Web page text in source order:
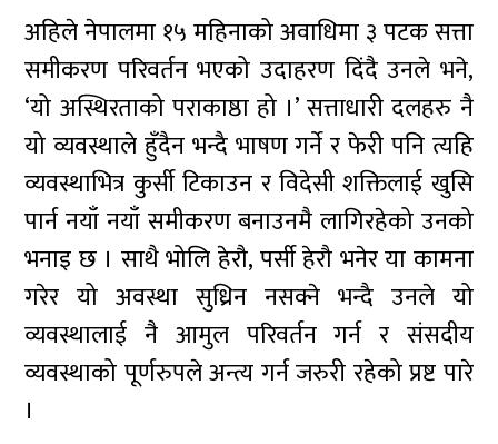
अहिले नेपालमा १५ महिनाको अवाधिमा ३ पटक सत्ता
समीकरण परिवर्तन भएको उदाहरण दिंदै उनले भने,
‘यो अस्थिरताको पराकाष्ठा हो ।’ सत्ताधारी दलहरु नै
यो व्यवस्थाले हुँदैन भन्दै भाषण गर्ने र फेरी पनि त्यहि
व्यवस्थाभित्र कुर्सी टिकाउन र विदेसी शक्तिलाई खुसि
पार्न नयाँ नयाँ समीकरण बनाउनमै लागिरहेको उनको
भनाइ छ । साथै भोलि हेरौ‌, पर्सी हेरौ‌ भनेर या कामना
गरेर यो अवस्था सुध्रिन नसक्ने भन्दै उनले यो
व्यवस्थालाई नै आमुल परिवर्तन गर्न र संसदीय
व्यवस्थाको पूर्णरुपले अन्त्य गर्न जरुरी रहेको प्रष्ट पारे
।